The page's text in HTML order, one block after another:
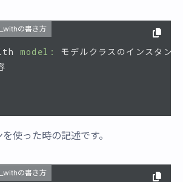
の書き方
model: モデルクラスのインスタンス
使った時の記述です。
の書き方